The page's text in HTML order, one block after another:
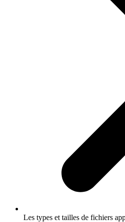
Les types et tailles de fichiers